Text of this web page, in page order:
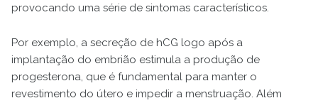
provocando uma série de sintomas característicos.
Por exemplo, a secreção de hCG logo após a
implantação do embrião estimula a produção de
progesterona, que é fundamental para manter o
revestimento do útero e impedir a menstruação. Além